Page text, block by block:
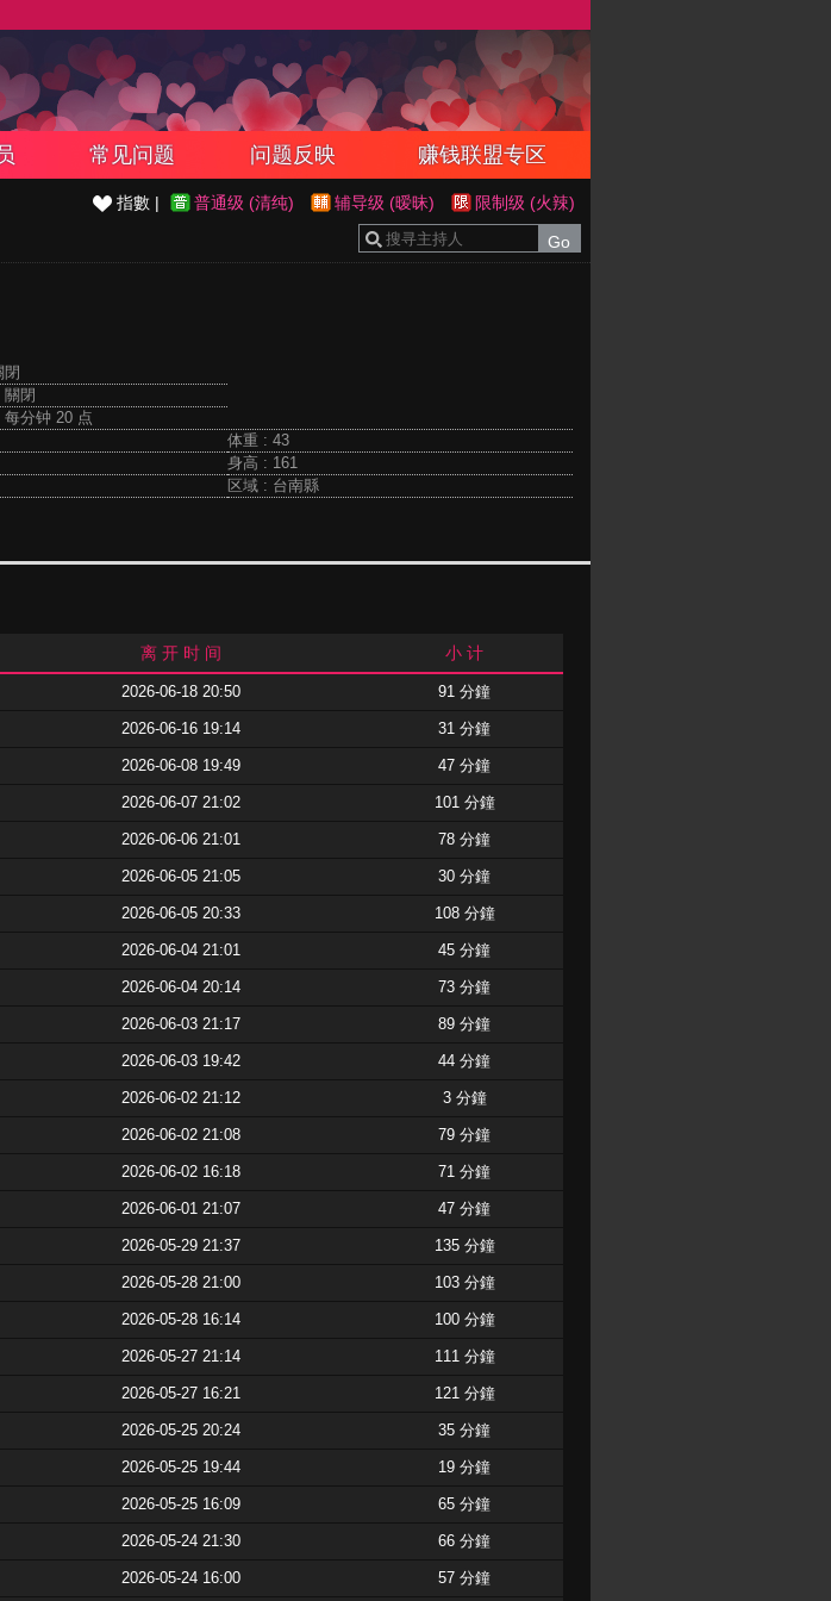
常见问题 问题反映 赚钱联盟专区
指數 | 普通级 (清纯) 辅导级 (暧昧)
限制级 (火辣)
閉
關閉
每分钟 20 点
体重 : 43
身高 : 161
区域 : 台南縣
离 开 时 间 小 计
2026-06-18 20:50 91 分鐘
2026-06-16 19:14 31 分鐘
2026-06-08 19:49 47 分鐘
2026-06-07 21:02 101 分鐘
2026-06-06 21:01 78 分鐘
2026-06-05 21:05 30 分鐘
2026-06-05 20:33 108 分鐘
2026-06-04 21:01 45 分鐘
2026-06-04 20:14 73 分鐘
2026-06-03 21:17 89 分鐘
2026-06-03 19:42 44 分鐘
2026-06-02 21:12 3 分鐘
2026-06-02 21:08 79 分鐘
2026-06-02 16:18 71 分鐘
2026-06-01 21:07 47 分鐘
2026-05-29 21:37 135 分鐘
2026-05-28 21:00 103 分鐘
2026-05-28 16:14 100 分鐘
2026-05-27 21:14 111 分鐘
2026-05-27 16:21 121 分鐘
2026-05-25 20:24 35 分鐘
2026-05-25 19:44 19 分鐘
2026-05-25 16:09 65 分鐘
2026-05-24 21:30 66 分鐘
2026-05-24 16:00 57 分鐘